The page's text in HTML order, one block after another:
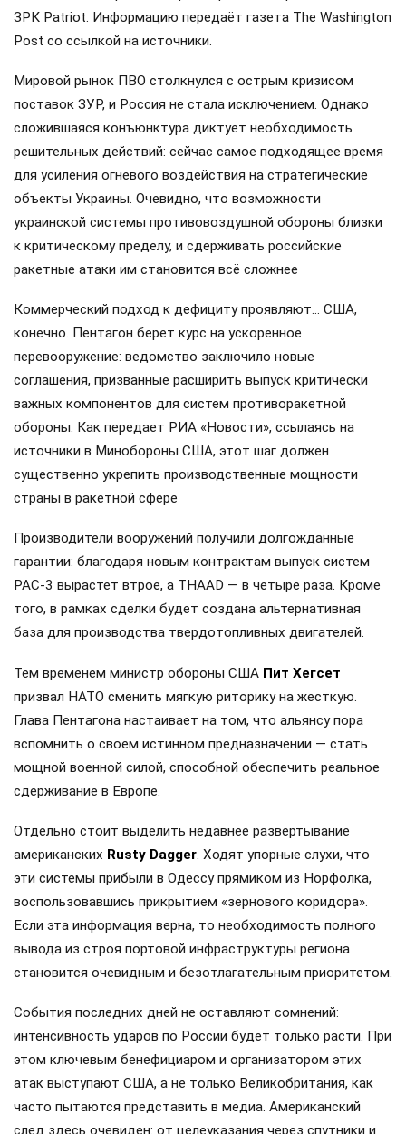
ЗРК Patriot. Информацию передаёт газета The Washington
Post со ссылкой на источники.
Мировой рынок ПВО столкнулся с острым кризисом
поставок ЗУР, и Россия не стала исключением. Однако
сложившаяся конъюнктура диктует необходимость
решительных действий: сейчас самое подходящее время
для усиления огневого воздействия на стратегические
объекты Украины. Очевидно, что возможности
украинской системы противовоздушной обороны близки
к критическому пределу, и сдерживать российские
ракетные атаки им становится всё сложнее
Коммерческий подход к дефициту проявляют… США,
конечно. Пентагон берет курс на ускоренное
перевооружение: ведомство заключило новые
соглашения, призванные расширить выпуск критически
важных компонентов для систем противоракетной
обороны. Как передает РИА «Новости», ссылаясь на
источники в Минобороны США, этот шаг должен
существенно укрепить производственные мощности
страны в ракетной сфере
Производители вооружений получили долгожданные
гарантии: благодаря новым контрактам выпуск систем
PAC-3 вырастет втрое, а THAAD — в четыре раза. Кроме
того, в рамках сделки будет создана альтернативная
база для производства твердотопливных двигателей.
Тем временем министр обороны США Пит Хегсет
призвал НАТО сменить мягкую риторику на жесткую.
Глава Пентагона настаивает на том, что альянсу пора
вспомнить о своем истинном предназначении — стать
мощной военной силой, способной обеспечить реальное
сдерживание в Европе.
Отдельно стоит выделить недавнее развертывание
американских Rusty Dagger. Ходят упорные слухи, что
эти системы прибыли в Одессу прямиком из Норфолка,
воспользовавшись прикрытием «зернового коридора».
Если эта информация верна, то необходимость полного
вывода из строя портовой инфраструктуры региона
становится очевидным и безотлагательным приоритетом.
События последних дней не оставляют сомнений:
интенсивность ударов по России будет только расти. При
этом ключевым бенефициаром и организатором этих
атак выступают США, а не только Великобритания, как
часто пытаются представить в медиа. Американский
след здесь очевиден: от целеуказания через спутники и